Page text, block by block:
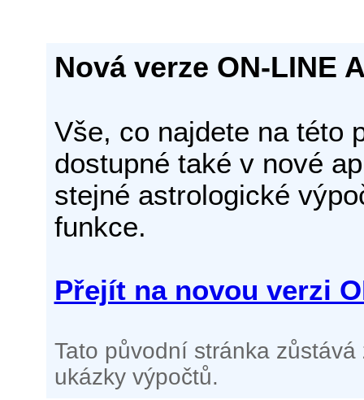
Nová verze ON-LINE
Vše, co najdete na této
dostupné také v nové
stejné astrologické
funkce.
Přejít na novou verzi
Tato původní stránka
ukázky výpočtů.